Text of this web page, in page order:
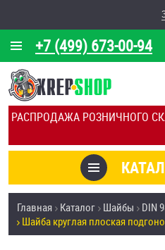
РАСПРОДАЖА РОЗНИЧНОГО
+7 (499) 673-00-94
О КОМПАНИИ
КАЛЬКУЛЯТОР
ОТЗЫВЫ
УСЛУГИ
СКИДКИ
Товары со
Анкеры
Главная Каталог Шайбы
DIN
Шайба круглая плоская